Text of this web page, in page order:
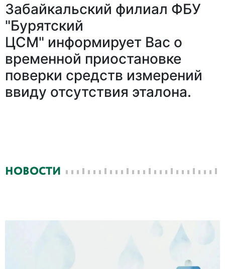
Забайкальский филиал ФБУ
"Бурятский
ЦСМ" информирует Вас о
временной приостановке
поверки средств измерений
ввиду отсутствия эталона.
НОВОСТИ